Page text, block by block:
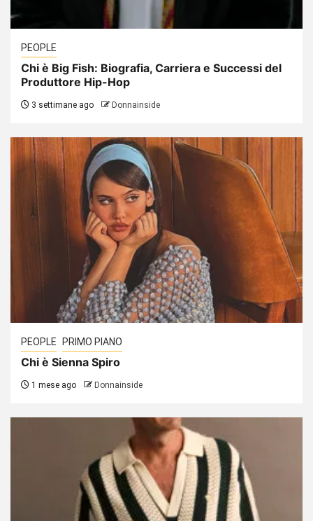
PEOPLE
Chi è Big Fish: Biografia, Carriera e Successi del
Produttore Hip-Hop
3 settimane ago Donnainside
PEOPLE PRIMO PIANO
Chi è Sienna Spiro
1 mese ago Donnainside